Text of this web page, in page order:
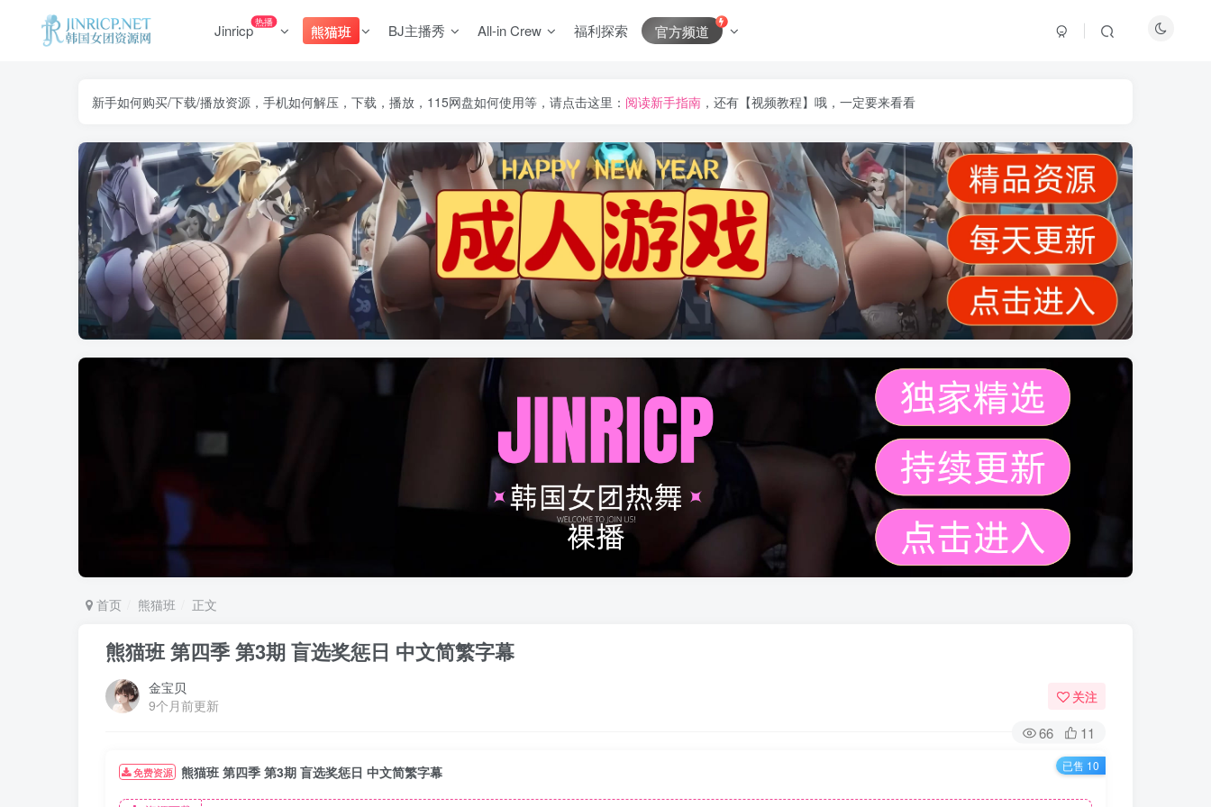
Jinricp热播
熊猫班 BJ主播秀 All-in Crew 福利探索 官方频道
新手如何购买/下载/播放资源，手机如何解压，下载，播放，115网盘如何使用等，请点击这里： 阅读新手指南 ，还有【视频教程】哦，一定要来看看
首页 熊猫班 正文
熊猫班 第四季 第3期 盲选奖惩日 中文简繁字幕
金宝贝
9个月前更新
关注
66 11
已售 10
免费资源 熊猫班 第四季 第3期 盲选奖惩日 中文简繁字幕